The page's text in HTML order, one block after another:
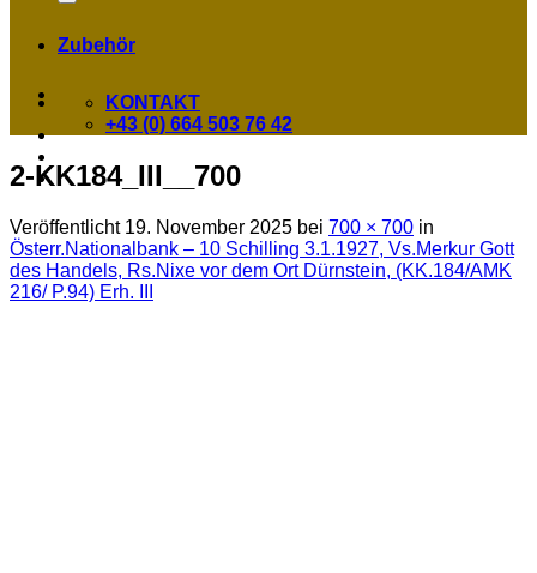
Zubehör
KONTAKT
+43 (0) 664 503 76 42
2-KK184_III__700
Veröffentlicht 19. November 2025 bei 700 × 700 in
Österr.Nationalbank – 10 Schilling 3.1.1927, Vs.Merkur Gott
des Handels, Rs.Nixe vor dem Ort Dürnstein, (KK.184/AMK
216/ P.94) Erh. III